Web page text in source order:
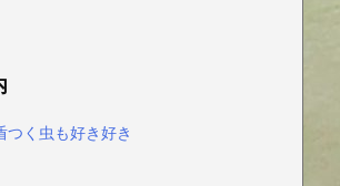
つく虫も好き好き